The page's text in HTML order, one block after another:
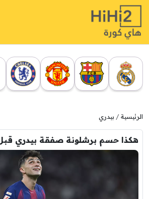
الرئيسية بيدري
هكذا حسم برشلونة صفقة بيدري